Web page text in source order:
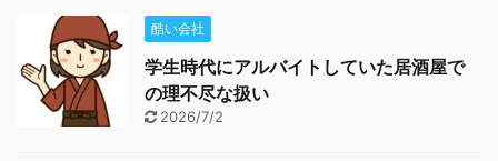
酷い会社
学生時代にアルバイトしていた居酒屋で
の理不尽な扱い
2026/7/2